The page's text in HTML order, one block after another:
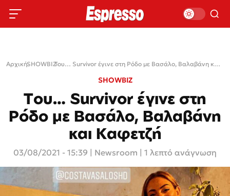
Αρχική›
SHOWBIZ› Του… Survivor έγινε στη Ρόδο με Βασάλο, Βαλαβάνη και Καφετζή
SHOWBIZ
Του… Survivor έγινε στη
Ρόδο με Βασάλο, Βαλαβάνη
και Καφετζή
03/08/2021 - 15:39 Newsroom | 1 λεπτό ανάγνωση